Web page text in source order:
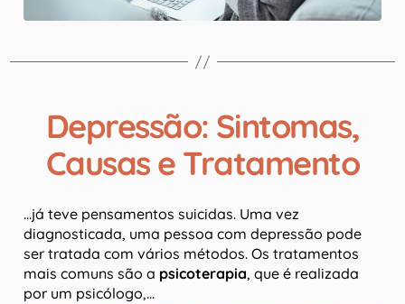
Depressão: Sintomas,
Causas e Tratamento
…já teve pensamentos suicidas. Uma vez
diagnosticada, uma pessoa com depressão pode
ser tratada com vários métodos. Os tratamentos
mais comuns são a psicoterapia, que é realizada
por um psicólogo,…